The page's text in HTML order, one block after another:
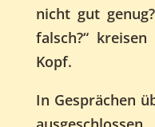
nicht gut
falsch?“
Kopf.
In Gesprächen